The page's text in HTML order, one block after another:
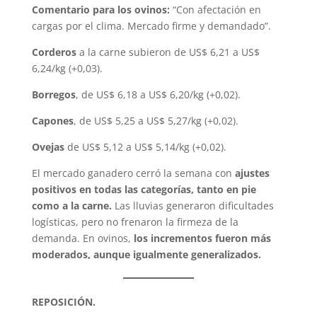
Comentario para los ovinos: “Con afectación en
cargas por el clima. Mercado firme y demandado”.
Corderosa la carne subieron de US$ 6,21 a US$
6,24/kg (+0,03).
Borregos, de US$ 6,18 a US$ 6,20/kg (+0,02).
Capones, de US$ 5,25 a US$ 5,27/kg (+0,02).
Ovejasde US$ 5,12 a US$ 5,14/kg (+0,02).
El mercado ganadero cerró la semana con ajustes
positivos en todas las categorías, tanto en pie
como a la carne. Las lluvias generaron dificultades
logísticas, pero no frenaron la firmeza de la
demanda. En ovinos, los incrementos fueron más
moderados, aunque igualmente generalizados.
REPOSICIÓN.